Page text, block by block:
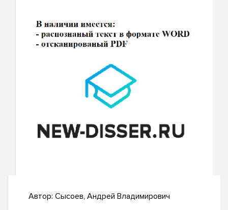
Автор: Сысоев, Андрей Владимирович